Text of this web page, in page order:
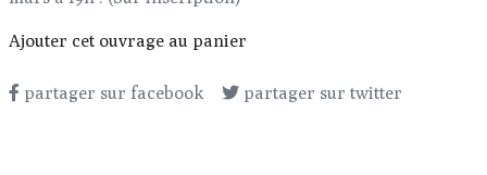
Ajouter cet ouvrage au panier
partager sur facebook partager sur twitter